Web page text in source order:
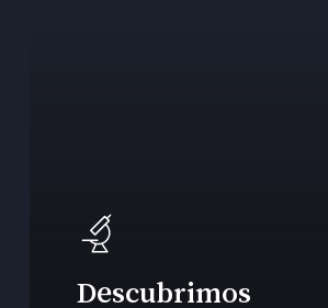
Descubrimos